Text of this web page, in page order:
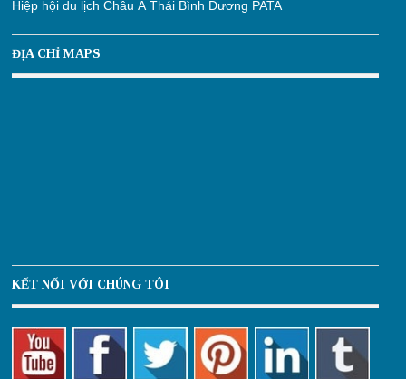
Hiệp hội du lịch Châu Á Thái Bình Dương PATA
ĐỊA CHỈ MAPS
KẾT NỐI VỚI CHÚNG TÔI